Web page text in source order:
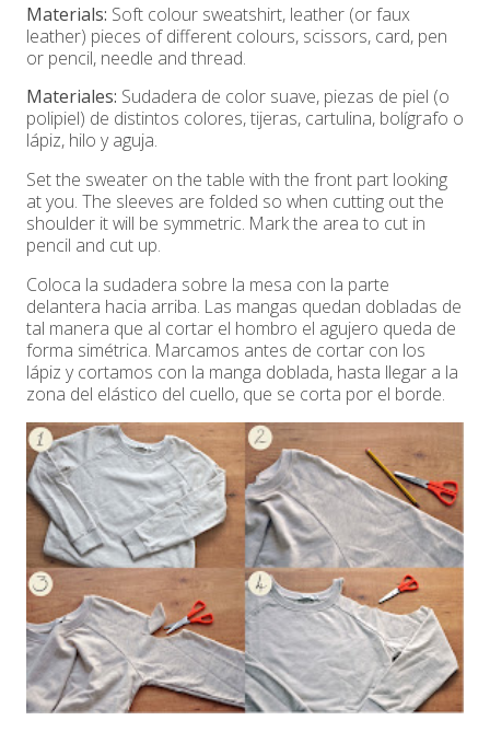
Materials: Soft colour sweatshirt, leather (or faux
leather) pieces of different colours, scissors, card, pen
or pencil, needle and thread.
Materiales: Sudadera de color suave, piezas de piel (o
polipiel) de distintos colores, tijeras, cartulina, bolígrafo o
lápiz, hilo y aguja.
Set the sweater on the table with the front part looking
at you. The sleeves are folded so when cutting out the
shoulder it will be symmetric. Mark the area to cut in
pencil and cut up.
Coloca la sudadera sobre la mesa con la parte
delantera hacia arriba. Las mangas quedan dobladas de
tal manera que al cortar el hombro el agujero queda de
forma simétrica. Marcamos antes de cortar con los
lápiz y cortamos con la manga doblada, hasta llegar a la
zona del elástico del cuello, que se corta por el borde.